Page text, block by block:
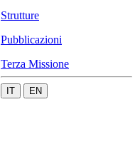
Strutture
Pubblicazioni
Terza Missione
IT EN